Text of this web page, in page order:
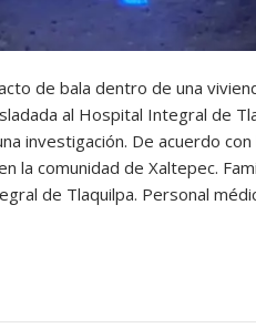
de bala dentro de una
al Hospital Integral de
investigación. De acuerdo
la comunidad de Xaltepec.
de Tlaquilpa. Personal